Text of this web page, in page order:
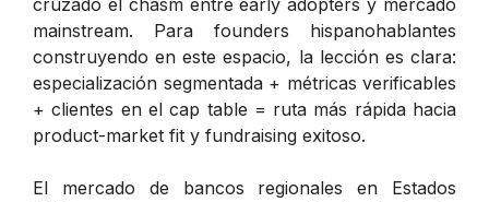
cruzado el chasm entre early adopters y mercado
mainstream. Para founders hispanohablantes
construyendo en este espacio, la lección es clara:
especialización segmentada + métricas verificables
+ clientes en el cap table = ruta más rápida hacia
product-market fit y fundraising exitoso.
El mercado de bancos regionales en Estados